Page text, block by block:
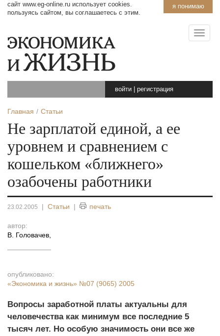
я понимаю
сайт www.eg-online.ru использует cookies.
пользуясь сайтом, вы соглашаетесь с этим.
войти регистрация
Главная Статьи
Не зарплатой единой, а ее
уровнем и сравнением с
кошельком «ближнего»
озабочены работники
23.02.2005 | Статьи | печать
автор:
В. Головачев
опубликовано:
«Экономика и жизнь» №07 (9065) 2005
Вопросы заработной платы актуальны для
человечества как минимум все последние 5
тысяч лет. Но особую значимость они все же